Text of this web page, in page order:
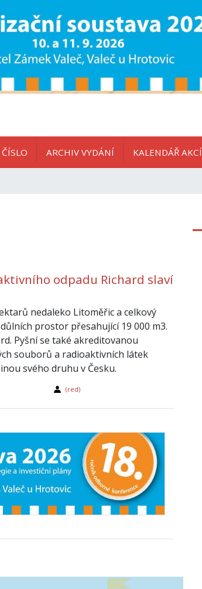
ARCHIV VYDÁNÍ KALENDÁŘ AKCÍ
odpadu Richard slaví
nedaleko Litoměřic a celkový
prostor přesahující 19 000 m3.
Pyšní se také akreditovanou
souborů a radioaktivních látek
svého druhu v Česku.
(red)